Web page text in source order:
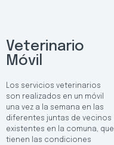
Veterinario
Móvil
Los servicios veterinarios
son realizados en un móvil
una vez a la semana en las
diferentes juntas de vecinos
existentes en la comuna, que
tienen las condiciones